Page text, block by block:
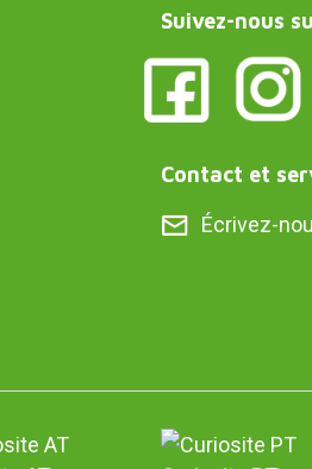
Suivez-nous
Contact et
Écrivez-